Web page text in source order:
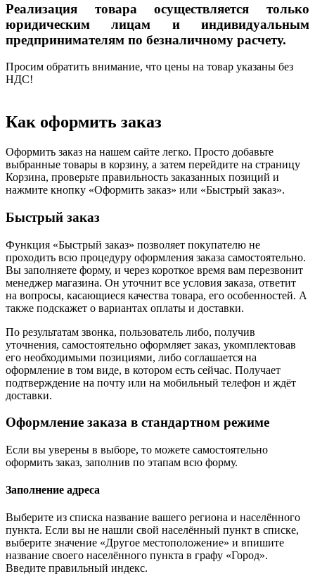
Реализация товара осуществляется только
юридическим лицам и индивидуальным
предпринимателям по безналичному расчету.
Просим обратить внимание, что цены на товар указаны без
НДС!
Как оформить заказ
Оформить заказ на нашем сайте легко. Просто добавьте
выбранные товары в корзину, а затем перейдите на страницу
Корзина, проверьте правильность заказанных позиций и
нажмите кнопку «Оформить заказ» или «Быстрый заказ».
Быстрый заказ
Функция «Быстрый заказ» позволяет покупателю не
проходить всю процедуру оформления заказа самостоятельно.
Вы заполняете форму, и через короткое время вам перезвонит
менеджер магазина. Он уточнит все условия заказа, ответит
на вопросы, касающиеся качества товара, его особенностей. А
также подскажет о вариантах оплаты и доставки.
По результатам звонка, пользователь либо, получив
уточнения, самостоятельно оформляет заказ, укомплектовав
его необходимыми позициями, либо соглашается на
оформление в том виде, в котором есть сейчас. Получает
подтверждение на почту или на мобильный телефон и ждёт
доставки.
Оформление заказа в стандартном режиме
Если вы уверены в выборе, то можете самостоятельно
оформить заказ, заполнив по этапам всю форму.
Заполнение адреса
Выберите из списка название вашего региона и населённого
пункта. Если вы не нашли свой населённый пункт в списке,
выберите значение «Другое местоположение» и впишите
название своего населённого пункта в графу «Город».
Введите правильный индекс.